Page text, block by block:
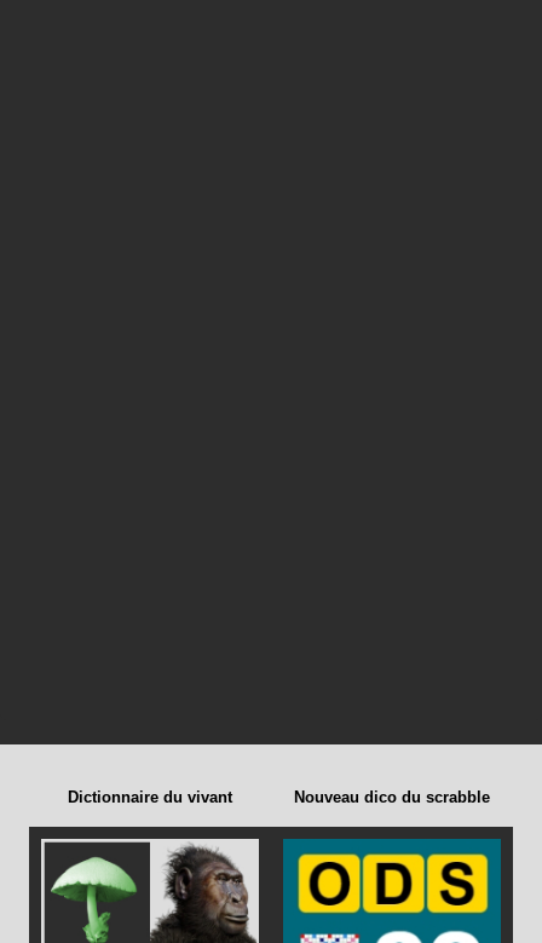
Dictionnaire du vivant Nouveau dico du scrabble